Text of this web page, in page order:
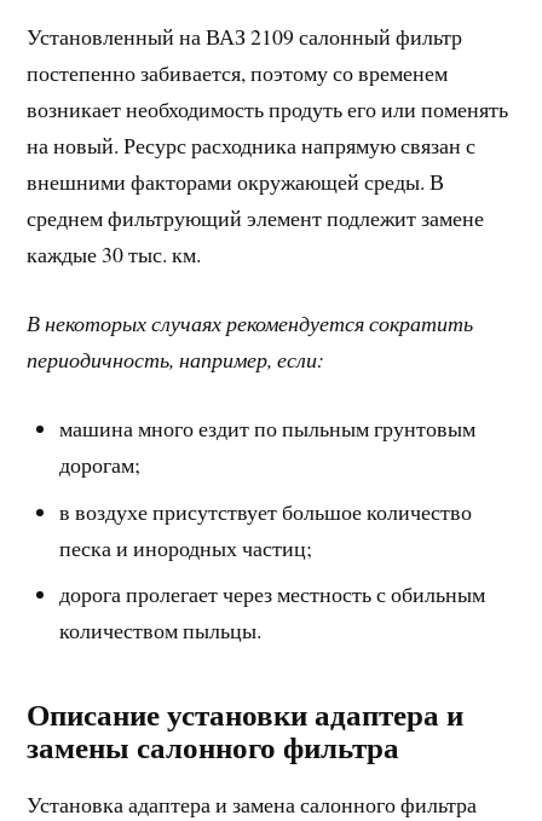
Установленный на ВАЗ 2109 салонный фильтр
постепенно забивается, поэтому со временем
возникает необходимость продуть его или поменять
на новый. Ресурс расходника напрямую связан с
внешними факторами окружающей среды. В
среднем фильтрующий элемент подлежит замене
каждые 30 тыс. км.
В некоторых случаях рекомендуется сократить
периодичность, например, если:
машина много ездит по пыльным грунтовым
дорогам;
в воздухе присутствует большое количество
песка и инородных частиц;
дорога пролегает через местность с обильным
количеством пыльцы.
Описание установки адаптера и
замены салонного фильтра
Установка адаптера и замена салонного фильтра